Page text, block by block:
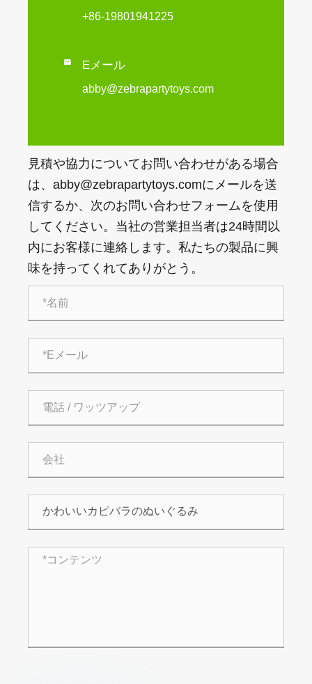
+86-19801941225
 Eメール
abby@zebrapartytoys.com
見積や協力についてお問い合わせがある場合
は、abby@zebrapartytoys.comにメールを送
信するか、次のお問い合わせフォームを使用
してください。当社の営業担当者は24時間以
内にお客様に連絡します。私たちの製品に興
味を持ってくれてありがとう。